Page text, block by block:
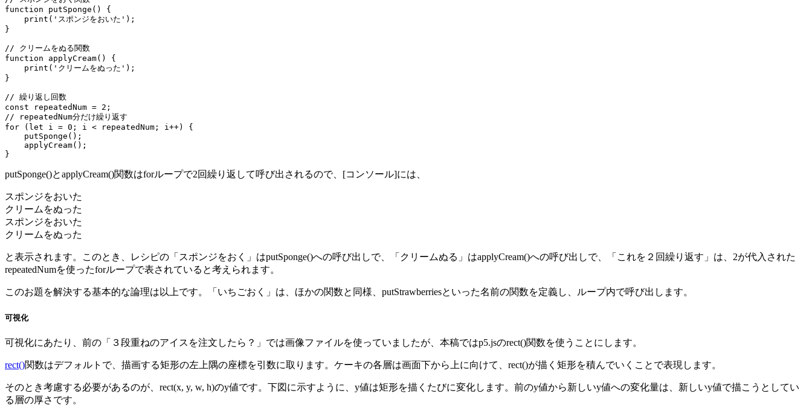
function putSponge() {
    print('スポンジをおいた');
}
// クリームをぬる関数
function applyCream() {
    print('クリームをぬった');
}
// 繰り返し回数
const repeatedNum = 2;
// repeatedNum分だけ繰り返す
for (let i = 0; i < repeatedNum; i++) {
    putSponge();
    applyCream();
}
putSponge()とapplyCream()関数はforループで2回繰り返して呼び出されるので、[コンソール]には、
スポンジをおいた
クリームをぬった
スポンジをおいた
クリームをぬった
と表示されます。このとき、レシピの「スポンジをおく」はputSponge()への呼び出しで、「クリームぬる」はapplyCream()への呼び出しで、「これを２回繰り返す」は、2が代入された
repeatedNumを使ったforループで表されていると考えられます。
このお題を解決する基本的な論理は以上です。「いちごおく」は、ほかの関数と同様、putStrawberriesといった名前の関数を定義し、ループ内で呼び出します。
可視化
可視化にあたり、前の「３段重ねのアイスを注文したら？」では画像ファイルを使っていましたが、本稿ではp5.jsのrect()関数を使うことにします。
rect()関数はデフォルトで、描画する矩形の左上隅の座標を引数に取ります。ケーキの各層は画面下から上に向けて、rect()が描く矩形を積んでいくことで表現します。
そのとき考慮する必要があるのが、rect(x, y, w, h)のy値です。下図に示すように、y値は矩形を描くたびに変化します。前のy値から新しいy値への変化量は、新しいy値で描こうとしてい
る層の厚さです。